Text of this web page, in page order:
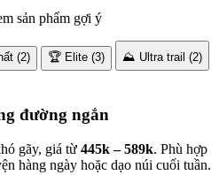
sản phẩm gợi ý
(2) 🏆 Elite (3) ⛰️ Ultra trail (2)
đường ngắn
gãy, giá từ 445k – 589k. Phù hợp
hàng ngày hoặc dạo núi cuối tuần.